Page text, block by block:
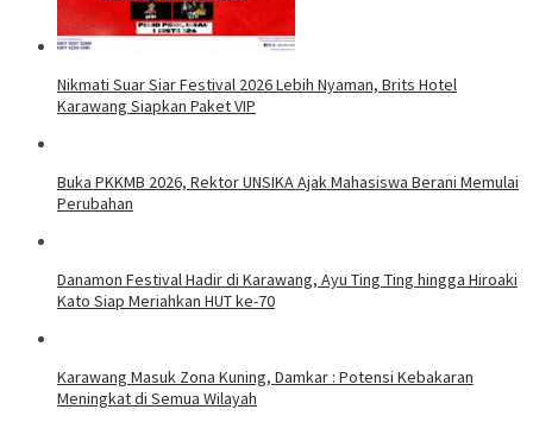
Nikmati Suar Siar Festival 2026 Lebih Nyaman, Brits Hotel
Karawang Siapkan Paket VIP
Buka PKKMB 2026, Rektor UNSIKA Ajak Mahasiswa Berani Memulai
Perubahan
Danamon Festival Hadir di Karawang, Ayu Ting Ting hingga Hiroaki
Kato Siap Meriahkan HUT ke-70
Karawang Masuk Zona Kuning, Damkar : Potensi Kebakaran
Meningkat di Semua Wilayah